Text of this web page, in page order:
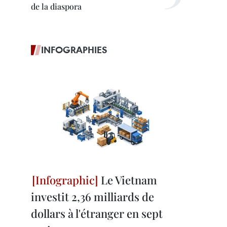
de la diaspora
INFOGRAPHIES
Le Vietnam
investit 2,36 milliards de
dollars à l'étranger en sept